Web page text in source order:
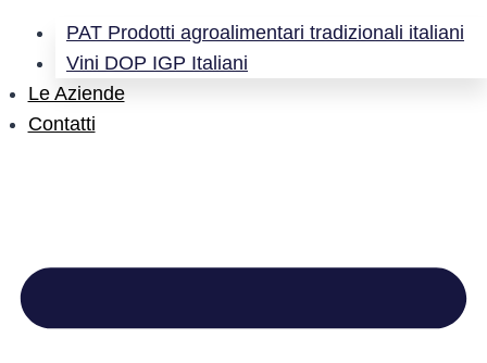
PAT Prodotti agroalimentari tradizionali italiani
Vini DOP IGP Italiani
Le Aziende
Contatti